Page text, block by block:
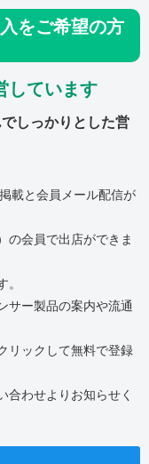
をご希望の方
しています
しっかりとした営
載と会員メール配信が
の会員で出店ができま
サー製品の案内や流通
リックして無料で登録
合わせよりお知らせく